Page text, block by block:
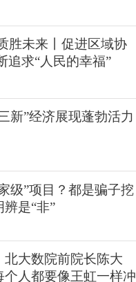
胜未来丨促进区域协
追求“人民的幸福”
新”经济展现蓬勃活力
级”项目？都是骗子挖
是“非”
北大数院前院长陈大
个人都要像王虹一样冲